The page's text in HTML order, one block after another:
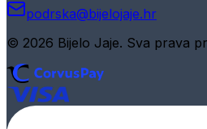
podrska@bijelojaje.hr
© 2026 Bijelo Jaje. Sva prava